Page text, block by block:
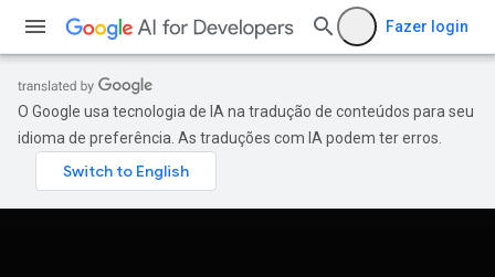
Fazer login
O Google usa tecnologia de IA na tradução de conteúdos para seu
idioma de preferência. As traduções com IA podem ter erros.